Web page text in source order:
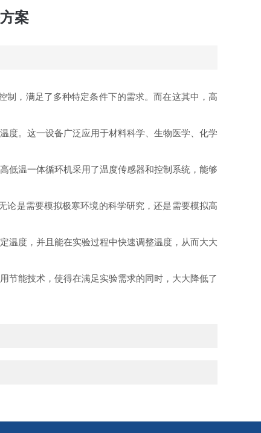
案
，满足了多种特定条件下的需求。而在这其中，高
度。这一设备广泛应用于材料科学、生物医学、化学
温一体循环机采用了温度传感器和控制系统，能够
是需要模拟极寒环境的科学研究，还是需要模拟高
度，并且能在实验过程中快速调整温度，从而大大
能技术，使得在满足实验需求的同时，大大降低了